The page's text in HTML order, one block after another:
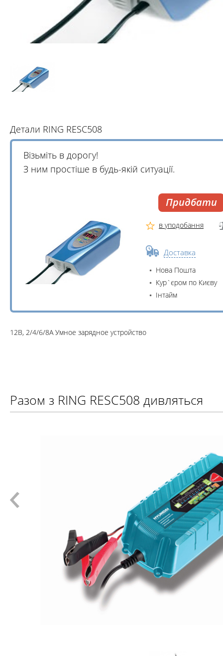
Детали RING RESC508
Візьміть в дорогу!
З ним простіше в будь-якій ситуації.
Придбати
в уподобання
Доставка
Нова Пошта
Кур`єром по Києву
Інтайм
12В, 2/4/6/8А Умное зарядное устройство
Разом з RING RESC508 дивляться